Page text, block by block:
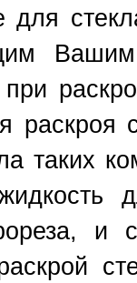
для
при
раскроя
таких
и